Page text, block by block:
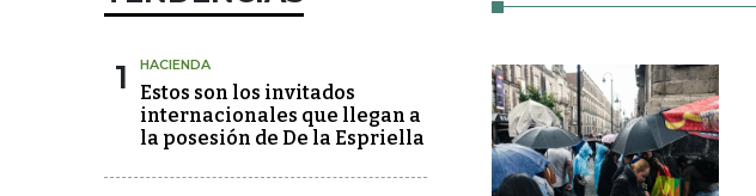
1 HACIENDA
Estos son los invitados
internacionales que llegan a
la posesión de De la Espriella